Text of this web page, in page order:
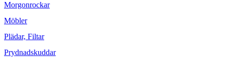
Morgonrockar
Möbler
Plädar, Filtar
Prydnadskuddar